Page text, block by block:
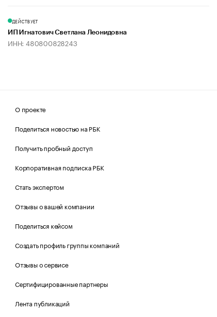
ДЕЙСТВУЕТ
ИП Игнатович Светлана Леонидовна
ИНН: 480800828243
О проекте
Поделиться новостью на РБК
Получить пробный доступ
Корпоративная подписка РБК
Стать экспертом
Отзывы о вашей компании
Поделиться кейсом
Создать профиль группы компаний
Отзывы о сервисе
Сертифицированные партнеры
Лента публикаций